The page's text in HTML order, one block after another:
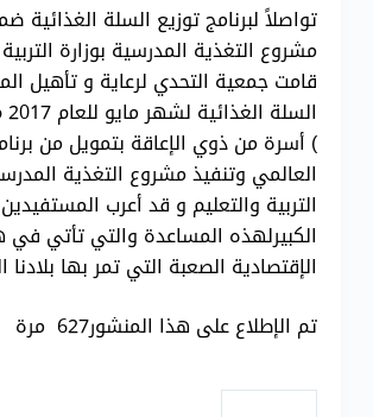
تواصلاً لبرنامج توزيع السلة الغذائية
مشروع التغذية المدرسية بوزارة
قامت جمعية التحدي لرعاية و تأهيل
) أسرة من ذوي الإعاقة بتمويل من
العالمي وتنفيذ مشروع التغذية
التربية والتعليم و قد أعرب
الكبيرلهذه المساعدة والتي تأتي
الإقتصادية الصعبة التي تمر بها بلادنا
تم الإطلاع على هذا المنشور627 مرة